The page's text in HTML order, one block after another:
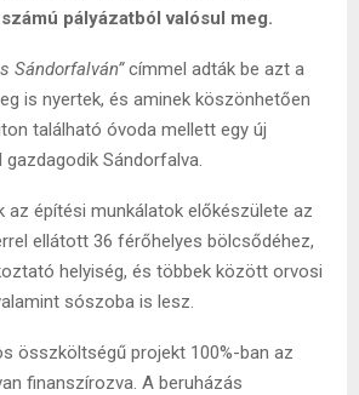
pályázatból valósul meg.
Sándorfalván”címmel adták be azt a
is nyertek, és aminek köszönhetően
található óvoda mellett egy új
Sándorfalva.
az építési munkálatok előkészülete az
ellátott 36 férőhelyes bölcsődéhez,
helyiség, és többek között orvosi
sószoba is lesz.
összköltségű projekt 100%-ban az
finanszírozva. A beruházás